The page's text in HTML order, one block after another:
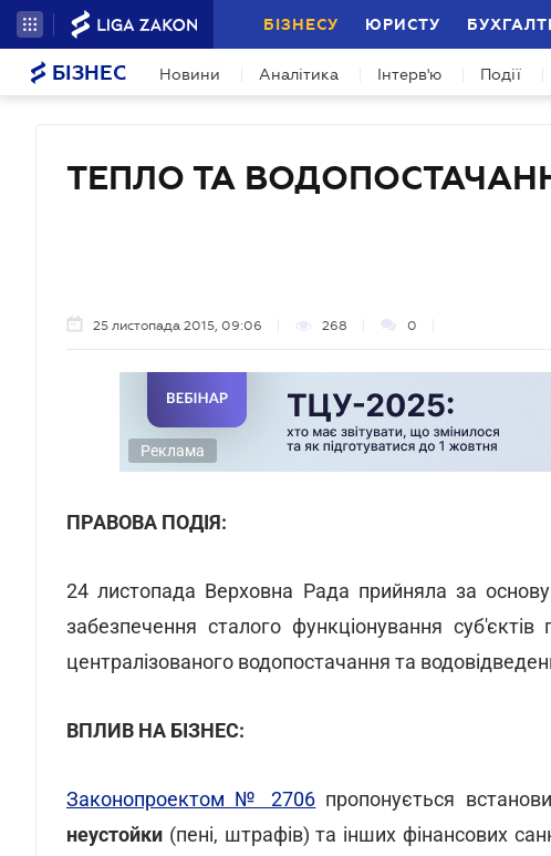
БІЗНЕСУ ЮРИСТУ
БІЗНЕС Новини Аналітика Інтерв'ю Події
ТЕПЛО ТА
25 листопада 2015, 09:06 268 0
Реклама
ПРАВОВА ПОДІЯ:
24 листопада Верховна Рада прийняла за
забезпечення сталого функціонування
централізованого водопостачання та
ВПЛИВ НА БІЗНЕС:
Законопроектом № 2706 пропонується
неустойки (пені, штрафів) та інших фінансових